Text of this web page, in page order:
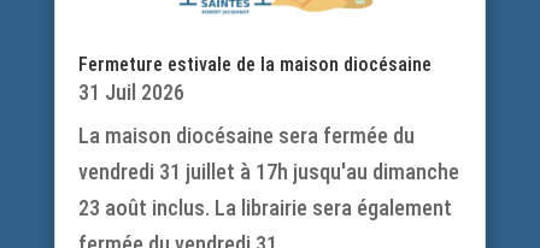
Fermeture estivale de la maison diocésaine
31 Juil 2026
La maison diocésaine sera fermée du
vendredi 31 juillet à 17h jusqu'au dimanche
23 août inclus. La librairie sera également